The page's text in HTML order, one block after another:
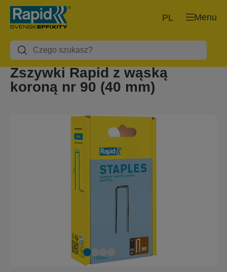
Menu
PL
Zszywki Rapid z wąską
koroną nr 90 (40 mm)